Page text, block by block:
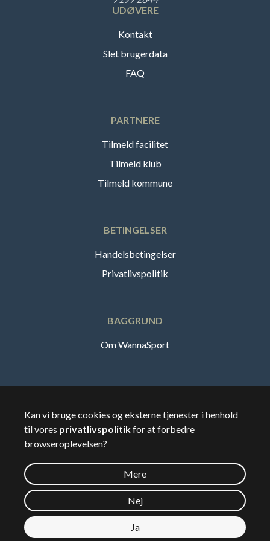
UDØVERE
Kontakt
Slet brugerdata
FAQ
PARTNERE
Tilmeld facilitet
Tilmeld klub
Tilmeld kommune
BETINGELSER
Handelsbetingelser
Privatlivspolitik
BAGGRUND
Om WannaSport
🇸🇪Sverige
©2026Wannasport.dk
Privatdata
Kan vi bruge cookies og eksterne tjenester i henhold
til vores privatlivspolitikfor at forbedre
browseroplevelsen?
Mere
Nej
Ja